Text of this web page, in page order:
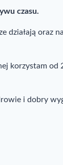
czasu.
działają oraz
korzystam od
i dobry